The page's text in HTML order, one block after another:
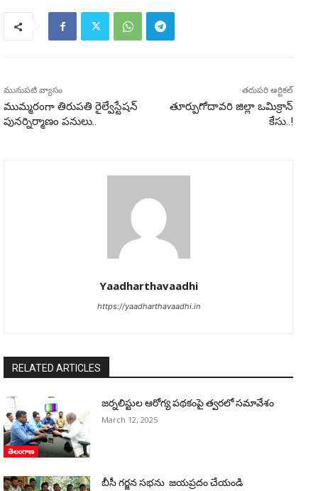
మునుపటి వ్యాసం
ముమ్మరంగా తిరుపతి రైల్వేస్టేషన్‌
పునర్నిర్మాణం పనులు..
తదుపరి ఆర్టికల్
తూర్పుగోదావరి జిల్లా ఒమిక్రాన్
కేసు..!
Yaadharthavaadhi
https://yaadharthavaadhi.in
RELATED ARTICLES
తెలంగాణ
జర్నలిస్టుల ఆరోగ్య పథకంపై త్వరలో సమావేశం
March 12, 2025
బీసీ గర్జన సభను జయప్రదం చేయండి